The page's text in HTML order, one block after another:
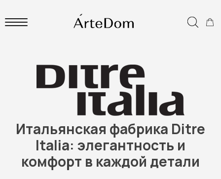
Итальянская фабрика Ditre
Italia: элегантность и
комфорт в каждой детали